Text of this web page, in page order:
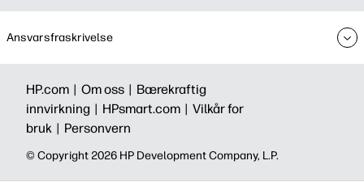
Ansvarsfraskrivelse
HP.com | Om oss | Bærekraftig
innvirkning | HPsmart.com | Vilkår for
bruk | Personvern
© Copyright 2026 HP Development Company, L.P.